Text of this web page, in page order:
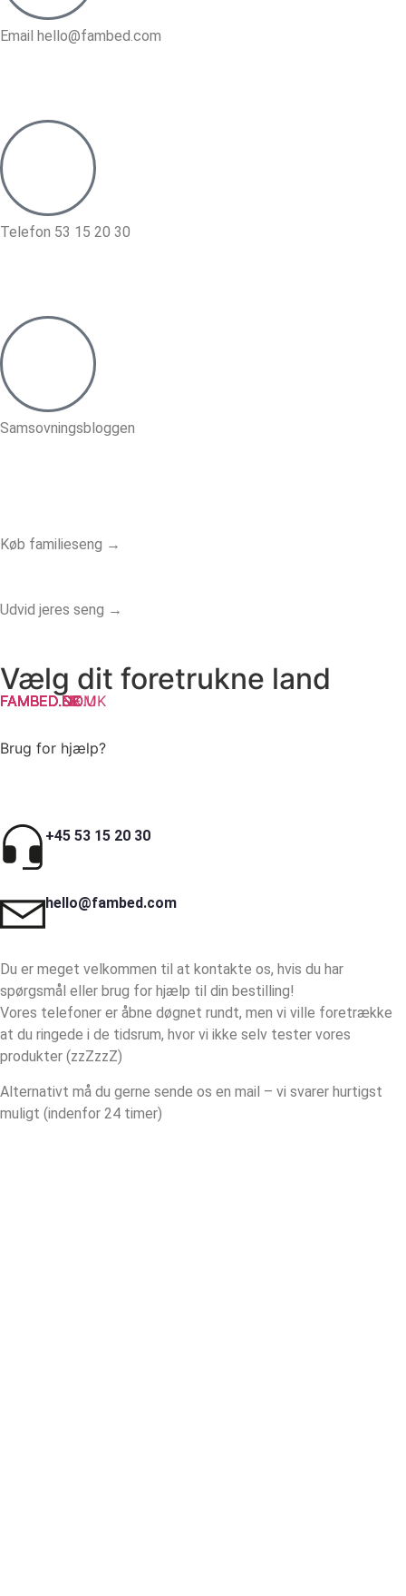
Email hello@fambed.com
Telefon 53 15 20 30
Samsovningsbloggen
Køb familieseng →
Udvid jeres seng →
Vælg dit foretrukne land
FAMBED.DK
FAMBED.SE
FAMBED.NO
FAMBED.CO.UK
FAMBED.COM
FAMBED.DE
FAMBED.NL
FAMBED.FR
Brug for hjælp?
+45 53 15 20 30
hello@fambed.com
Du er meget velkommen til at kontakte os, hvis du har
spørgsmål eller brug for hjælp til din bestilling!
Vores telefoner er åbne døgnet rundt, men vi ville foretrække
at du ringede i de tidsrum, hvor vi ikke selv tester vores
produkter (zzZzzZ)
Alternativt må du gerne sende os en mail – vi svarer hurtigst
muligt (indenfor 24 timer)